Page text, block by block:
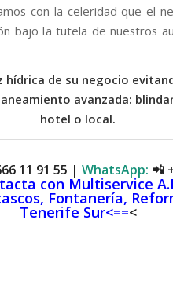
con la celeridad que el
bajo la tutela de nuestros
hídrica de su negocio
avanzada:
hotel o local.
11 91 55 | WhatsApp: 📲
con Multiservice
Fontanería,
Tenerife Sur<==<